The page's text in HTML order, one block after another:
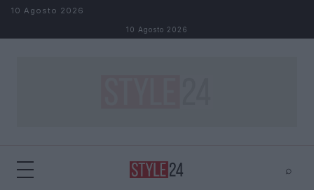
Salta al contenuto
10 Agosto 2026
10 Agosto 2026
⌕